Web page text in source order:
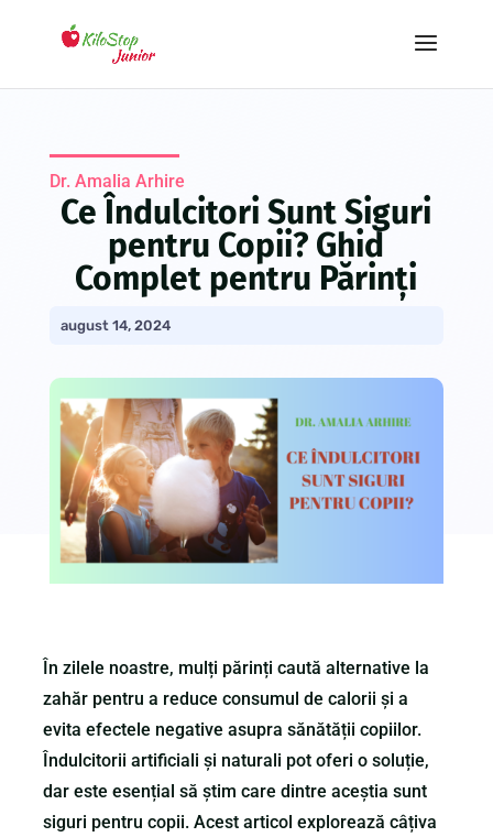
Dr. Amalia Arhire
Ce Îndulcitori Sunt Siguri
pentru Copii? Ghid
Complet pentru Părinți
august 14, 2024
În zilele noastre, mulți părinți caută alternative la
zahăr pentru a reduce consumul de calorii și a
evita efectele negative asupra sănătății copiilor.
Îndulcitorii artificiali și naturali pot oferi o soluție,
dar este esențial să știm care dintre aceștia sunt
siguri pentru copii. Acest articol explorează câțiva